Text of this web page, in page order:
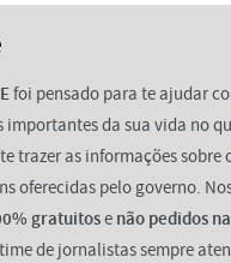
foi pensado para te ajudar
importantes da sua vida no
trazer as informações sobre
oferecidas pelo governo.
gratuitose não pedidos
de jornalistas sempre